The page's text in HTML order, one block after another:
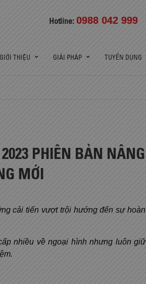
Hotline: 0988 042 999
GIỚI THIỆU GIẢI PHÁP TUYỂN DỤNG
PHIÊN BẢN NÂNG
MỚI
cải tiến vượt trội hướng đến sự hoàn
nhiều về ngoại hình nhưng luôn giữ